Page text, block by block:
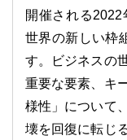
開催される2022
世界の新しい枠
す。ビジネスの
重要な要素、キ
様性」について
壊を回復に転じ